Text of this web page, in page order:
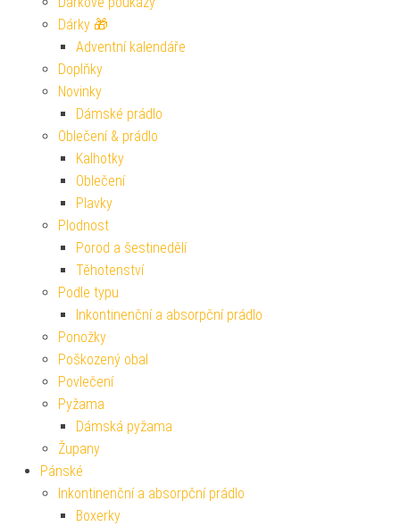
Dárky 🎁
Adventní kalendáře
Doplňky
Novinky
Dámské prádlo
Oblečení & prádlo
Kalhotky
Oblečení
Plavky
Plodnost
Porod a šestinedělí
Těhotenství
Podle typu
Inkontinenční a absorpční prádlo
Ponožky
Poškozený obal
Povlečení
Pyžama
Dámská pyžama
Župany
Pánské
Inkontinenční a absorpční prádlo
Boxerky